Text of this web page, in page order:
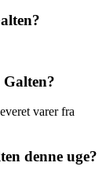
varer fra
denne uge?